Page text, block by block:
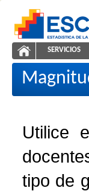
ESCALE -
Magnitudes de la
SERVICIOS
Utilice
tipo de